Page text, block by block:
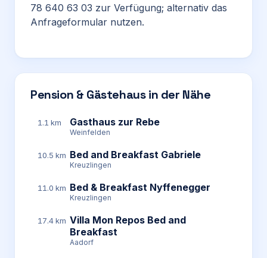
78 640 63 03 zur Verfügung; alternativ das
Anfrageformular nutzen.
Pension & Gästehaus in der Nähe
1.1 km Gasthaus zur Rebe
Weinfelden
10.5 km Bed and Breakfast Gabriele
Kreuzlingen
11.0 km Bed & Breakfast Nyffenegger
Kreuzlingen
17.4 km Villa Mon Repos Bed and
Breakfast
Aadorf